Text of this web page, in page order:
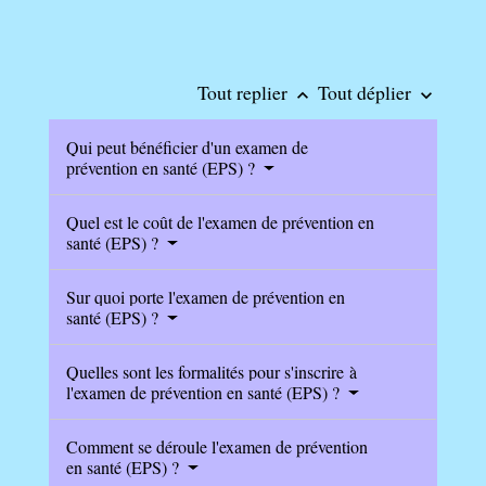
Tout replier keyboard_arrow_up Tout déplier keyboard_arrow_down
Qui peut bénéficier d'un examen de
prévention en santé (EPS) ?
Quel est le coût de l'examen de prévention en
santé (EPS) ?
Sur quoi porte l'examen de prévention en
santé (EPS) ?
Quelles sont les formalités pour s'inscrire à
l'examen de prévention en santé (EPS) ?
Comment se déroule l'examen de prévention
en santé (EPS) ?